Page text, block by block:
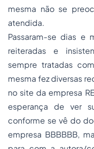
mesma não se
atendida.
Passaram-se dias e
reiteradas e
sempre tratadas
mesma fez diversas
no site da empresa
esperança de ver
conforme se vê do
empresa BBBBBB,